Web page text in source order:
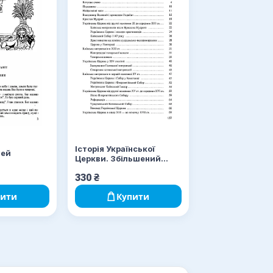
Історія Української
Церкви. Збільшений
330 ₴
Купити